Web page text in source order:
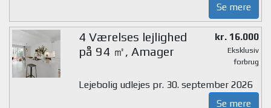
Se mere
4 Værelses lejlighed
på 94 ㎡, Amager
kr. 16.000
Eksklusiv
forbrug
Lejebolig udlejes pr. 30. september 2026
Se mere